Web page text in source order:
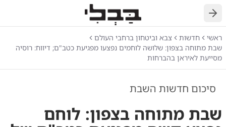
חזרה
ראשי חדשות
צבא וביטחון ברחבי העולם
שבת מתוחה בצפון: שלושה לוחמים נפצעו מפגיעת כטב"ם; דיווח: רוסיה
מסייעת לאיראן בהברחות
סיכום חדשות השבת
שבת מתוחה בצפון: לוחם